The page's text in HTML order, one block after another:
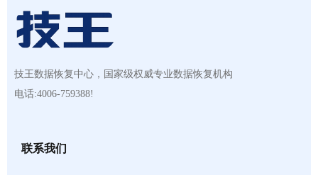
技王数据恢复中心，国家级权威专业数据恢复机构
电话:4006-759388!
联系我们